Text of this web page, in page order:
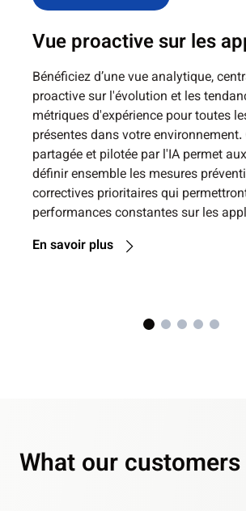
VISIBILITÉ PARTAGÉE
Vue proactive sur les
Bénéficiez d’une vue analytique,
proactive sur l'évolution et les
métriques d'expérience pour toutes
présentes dans votre environnement.
partagée et pilotée par l'IA permet aux
définir ensemble les mesures
correctives prioritaires qui permettront
What our